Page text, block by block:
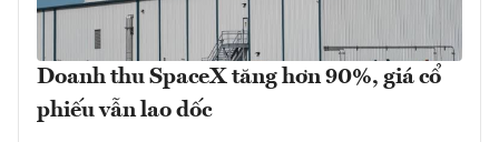
Doanh thu SpaceX tăng hơn 90%, giá cổ
phiếu vẫn lao dốc